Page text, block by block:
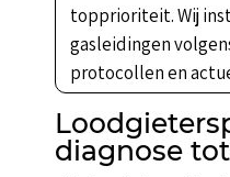
topprioriteit. Wij
gasleidingen
protocollen en
diagnose